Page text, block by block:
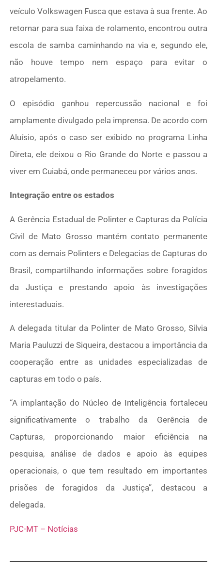
veículo Volkswagen Fusca que estava à sua frente. Ao
retornar para sua faixa de rolamento, encontrou outra
escola de samba caminhando na via e, segundo ele,
não houve tempo nem espaço para evitar o
atropelamento.
O episódio ganhou repercussão nacional e foi
amplamente divulgado pela imprensa. De acordo com
Aluísio, após o caso ser exibido no programa Linha
Direta, ele deixou o Rio Grande do Norte e passou a
viver em Cuiabá, onde permaneceu por vários anos.
Integração entre os estados
A Gerência Estadual de Polinter e Capturas da Polícia
Civil de Mato Grosso mantém contato permanente
com as demais Polinters e Delegacias de Capturas do
Brasil, compartilhando informações sobre foragidos
da Justiça e prestando apoio às investigações
interestaduais.
A delegada titular da Polinter de Mato Grosso, Silvia
Maria Pauluzzi de Siqueira, destacou a importância da
cooperação entre as unidades especializadas de
capturas em todo o país.
“A implantação do Núcleo de Inteligência fortaleceu
significativamente o trabalho da Gerência de
Capturas, proporcionando maior eficiência na
pesquisa, análise de dados e apoio às equipes
operacionais, o que tem resultado em importantes
prisões de foragidos da Justiça”, destacou a
delegada.
PJC-MT – Notícias